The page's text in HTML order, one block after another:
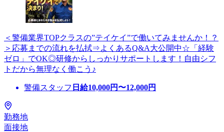
＜警備業界TOPクラスの”テイケイ”で働いてみませんか！？
＞応募までの流れを払拭⇒よくあるQ&A大公開中☆「経験
ゼロ」でOK◎研修からしっかりサポートします！自由シフ
トだから無理なく働こう♪
警備スタッフ 日給10,000円〜12,000円
勤務地
面接地